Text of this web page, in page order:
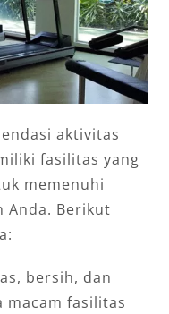
aktivitas
fasilitas yang
memenuhi
Anda. Berikut
bersih, dan
macam fasilitas